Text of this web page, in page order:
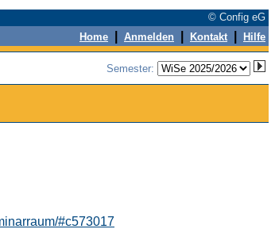
© Config eG
Home Anmelden Kontakt Hilfe
Semester:
#c573017